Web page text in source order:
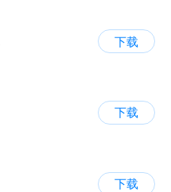
下载
下载
下载